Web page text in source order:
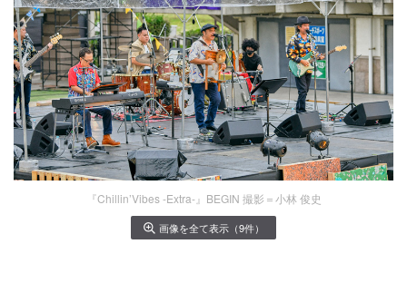
『Chillin’Vibes -Extra-』BEGIN 撮影＝小林 俊史
画像を全て表示（9件）